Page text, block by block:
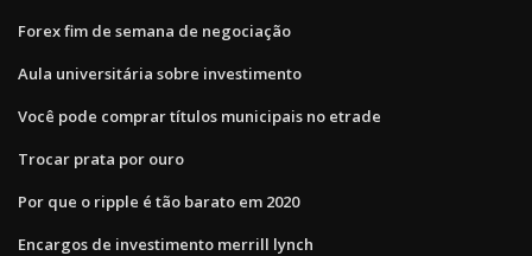
Forex fim de semana de negociação
Aula universitária sobre investimento
Você pode comprar títulos municipais no etrade
Trocar prata por ouro
Por que o ripple é tão barato em 2020
Encargos de investimento merrill lynch